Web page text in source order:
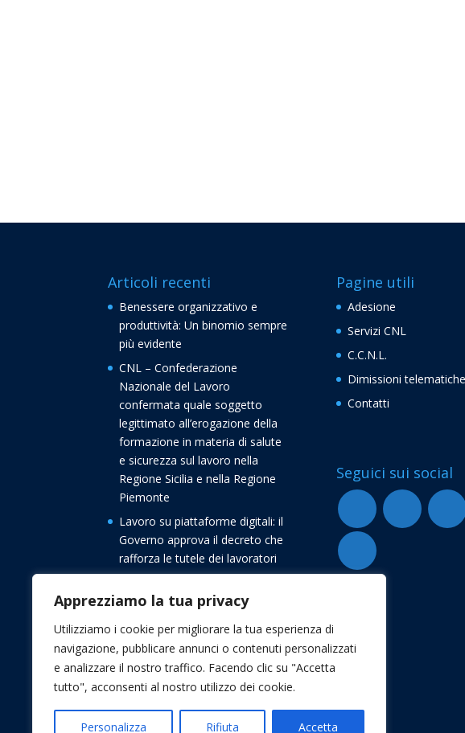
Apprezziamo la tua privacy
Utilizziamo i cookie per migliorare la tua esperienza di
navigazione, pubblicare annunci o contenuti personalizzati
e analizzare il nostro traffico. Facendo clic su "Accetta
tutto", acconsenti al nostro utilizzo dei cookie.
Personalizza Rifiuta Accetta
Articoli recenti
Benessere organizzativo e
produttività: Un binomio sempre
più evidente
CNL – Confederazione
Nazionale del Lavoro
confermata quale soggetto
legittimato all’erogazione della
formazione in materia di salute
e sicurezza sul lavoro nella
Regione Sicilia e nella Regione
Piemonte
Lavoro su piattaforme digitali: il
Governo approva il decreto che
rafforza le tutele dei lavoratori
Confederazione Nazionale del
Transizione 5.0, avvio delle
comunicazioni di conferma degli
investimenti
Pagine utili
Adesione
Servizi CNL
C.C.N.L.
Dimissioni telematiche
Contatti
Seguici sui social